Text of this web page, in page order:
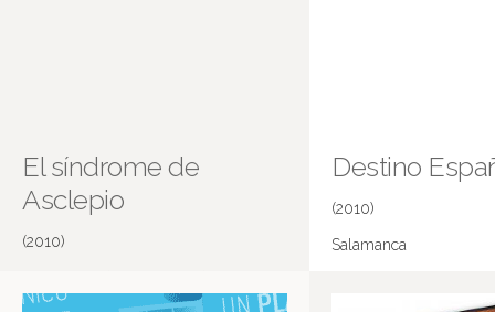
El síndrome de
Asclepio
(2010)
Destino
(2010)
Salamanca